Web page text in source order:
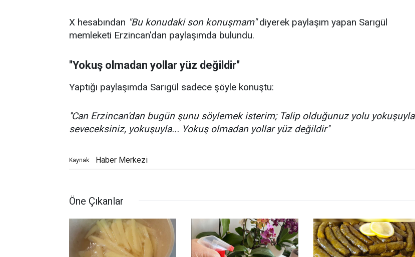
X hesabından "Bu konudaki son konuşmam"diyerek paylaşım yapan Sarıgül
memleketi Erzincan'dan paylaşımda bulundu.
''Yokuş olmadan yollar yüz değildir''
Yaptığı paylaşımda Sarıgül sadece şöyle konuştu:
''Can Erzincan'dan bugün şunu söylemek isterim; Talip olduğunuz yolu yokuşuyla
seveceksiniz, yokuşuyla... Yokuş olmadan yollar yüz değildir''
Kaynak: Haber Merkezi
Öne Çıkanlar